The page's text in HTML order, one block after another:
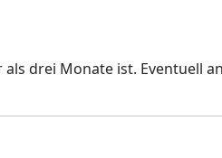
drei Monate ist. Eventuell